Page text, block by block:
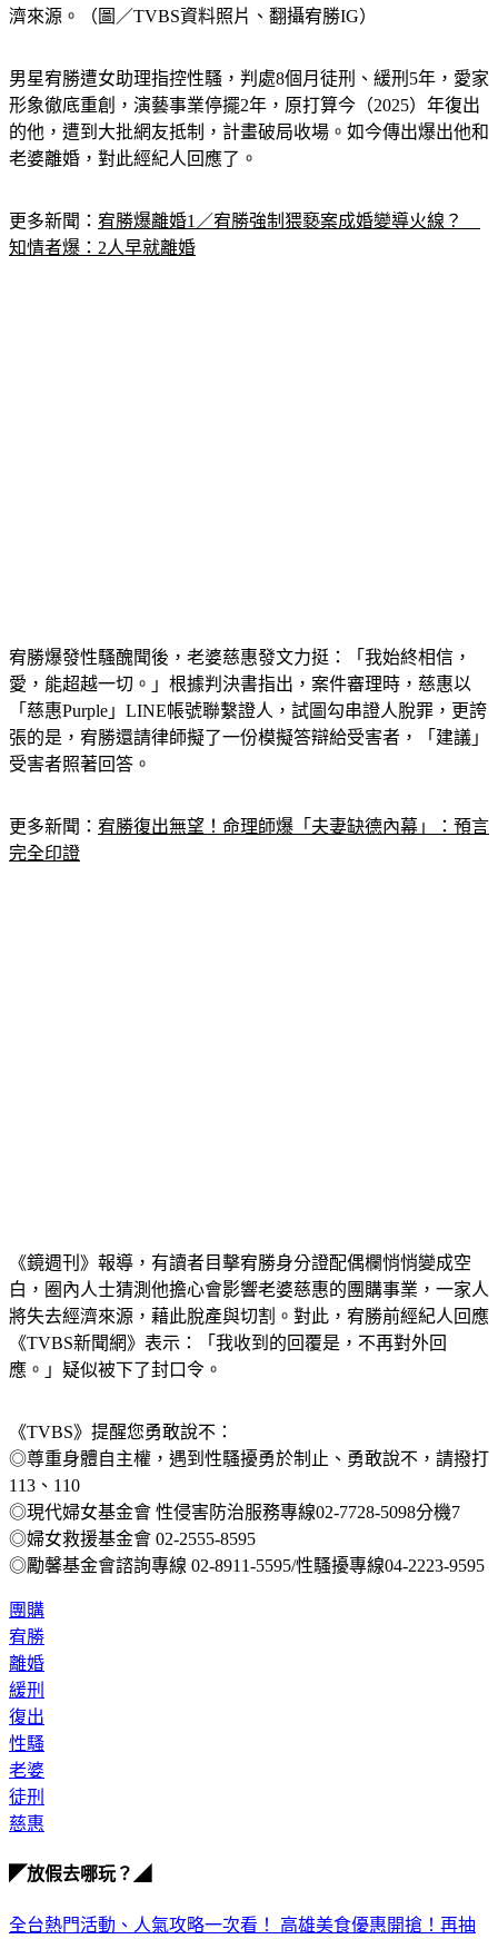
宥勝被爆和老婆慈惠離婚，業界人士猜測是為了保住全家的經
男星宥勝遭女助理指控性騷，判處8個月徒刑、緩刑5年，愛家
形象徹底重創，演藝事業停擺2年，原打算今（2025）年復出
的他，遭到大批網友抵制，計畫破局收場。如今傳出爆出他和
更多新聞： 宥勝爆離婚1／宥勝強制猥褻案成婚變導火線？
宥勝爆發性騷醜聞後，老婆慈惠發文力挺：「我始終相信，
愛，能超越一切。」根據判決書指出，案件審理時，慈惠以
「慈惠Purple」LINE帳號聯繫證人，試圖勾串證人脫罪，更誇
張的是，宥勝還請律師擬了一份模擬答辯給受害者，「建議」
更多新聞：
《鏡週刊》報導，有讀者目擊宥勝身分證配偶欄悄悄變成空
白，圈內人士猜測他擔心會影響老婆慈惠的團購事業，一家人
將失去經濟來源，藉此脫產與切割。對此，宥勝前經紀人回應
《TVBS新聞網》表示：「我收到的回覆是，不再對外回
《TVBS》提醒您勇敢說不：
◎尊重身體自主權，遇到性騷擾勇於制止、勇敢說不，請撥打
113、110
◎現代婦女基金會 性侵害防治服務專線02-7728-5098分機7
◎婦女救援基金會 02-2555-8595
團購
宥勝
離婚
緩刑
復出
性騷
老婆
徒刑